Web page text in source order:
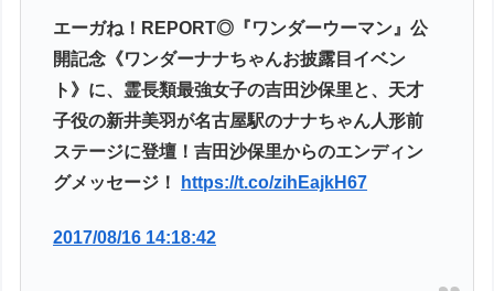
エーガね！REPORT◎『ワンダーウーマン』公
開記念《ワンダーナナちゃんお披露目イベン
ト》に、霊長類最強女子の吉田沙保里と、天才
子役の新井美羽が名古屋駅のナナちゃん人形前
ステージに登壇！吉田沙保里からのエンディン
グメッセージ！
https://t.co/zihEajkH67
2017/08/16 14:18:42